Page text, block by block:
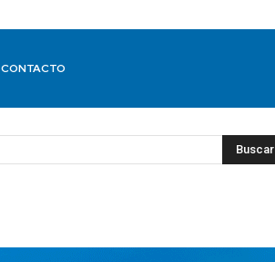
CONTACTO
Buscar